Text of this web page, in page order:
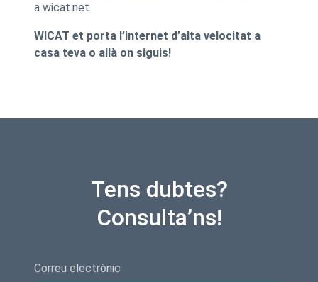
a wicat.net.
WICAT et porta l’internet d’alta velocitat a
casa teva o allà on siguis!
Tens dubtes?
Consulta’ns!